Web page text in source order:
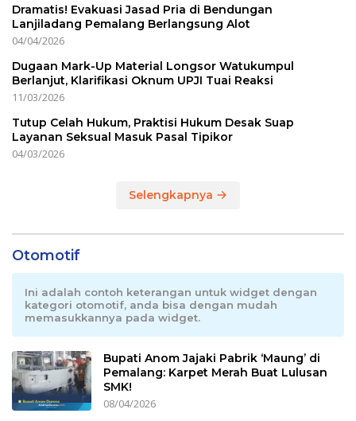
Dramatis! Evakuasi Jasad Pria di Bendungan
Lanjiladang Pemalang Berlangsung Alot
04/04/2026
Dugaan Mark-Up Material Longsor Watukumpul
Berlanjut, Klarifikasi Oknum UPJI Tuai Reaksi
11/03/2026
Tutup Celah Hukum, Praktisi Hukum Desak Suap
Layanan Seksual Masuk Pasal Tipikor
04/03/2026
Selengkapnya
Otomotif
Ini adalah contoh keterangan untuk widget dengan
kategori otomotif, anda bisa dengan mudah
memasukkannya pada widget.
Bupati Anom Jajaki Pabrik ‘Maung’ di
Pemalang: Karpet Merah Buat Lulusan
SMK!
08/04/2026